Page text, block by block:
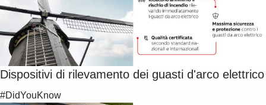
Dispositivi di rilevamento dei guasti d'arco elettrico
#DidYouKnow